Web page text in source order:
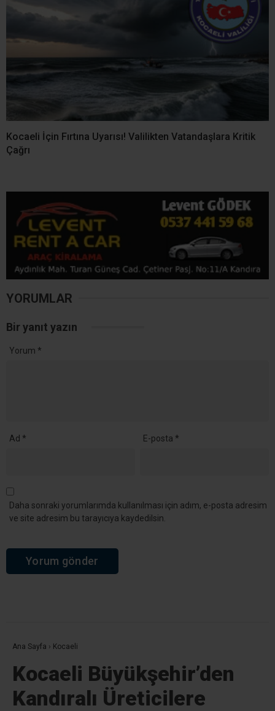
Kocaeli İçin Fırtına Uyarısı! Valilikten Vatandaşlara Kritik
Çağrı
YORUMLAR
Bir yanıt yazın
Yorum *
Ad * E-posta *
Daha sonraki yorumlarımda kullanılması için adım, e-posta adresim
ve site adresim bu tarayıcıya kaydedilsin.
Ana Sayfa › Kocaeli
Kocaeli Büyükşehir’den
Kandıralı Üreticilere